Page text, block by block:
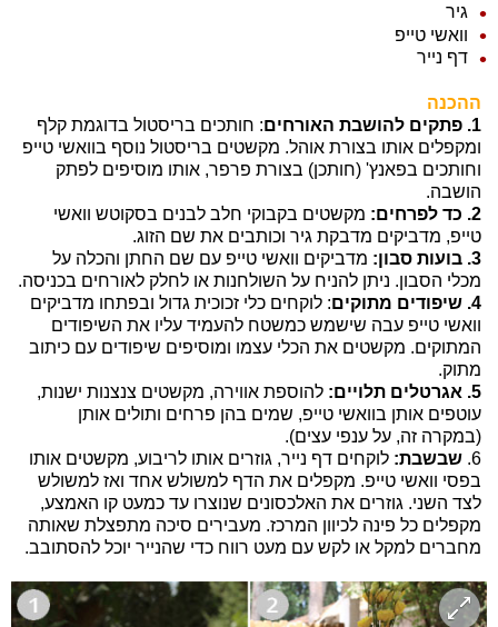
גיר
וואשי טייפ
דף נייר
ההכנה
1. פתקים להושבת האורחים: חותכים בריסטול בדוגמת קלף
ומקפלים אותו בצורת אוהל. מקשטים בריסטול נוסף בוואשי טייפ
וחותכים בפאנץ' (חותכן) בצורת פרפר, אותו מוסיפים לפתק
הושבה.
2. כד לפרחים: מקשטים בקבוקי חלב לבנים בסקוטש וואשי
טייפ, מדביקים מדבקת גיר וכותבים את שם הזוג.
3. בועות סבון: מדביקים וואשי טייפ עם שם החתן והכלה על
מכלי הסבון. ניתן להניח על השולחנות או לחלק לאורחים בכניסה.
4. שיפודים מתוקים: לוקחים כלי זכוכית גדול ובפתחו מדביקים
וואשי טייפ עבה שישמש כמשטח להעמיד עליו את השיפודים
המתוקים. מקשטים את הכלי עצמו ומוסיפים שיפודים עם כיתוב
מתוק.
5. אגרטלים תלויים: להוספת אווירה, מקשטים צנצנות ישנות,
עוטפים אותן בוואשי טייפ, שמים בהן פרחים ותולים אותן
(במקרה זה, על ענפי עצים).
6. שבשבת: לוקחים דף נייר, גוזרים אותו לריבוע, מקשטים אותו
בפסי וואשי טייפ. מקפלים את הדף למשולש אחד ואז למשולש
לצד השני. גוזרים את האלכסונים שנוצרו עד כמעט קו האמצע,
מקפלים כל פינה לכיוון המרכז. מעבירים סיכה מתפצלת שאותה
מחברים למקל או לקש עם מעט רווח כדי שהנייר יוכל להסתובב.